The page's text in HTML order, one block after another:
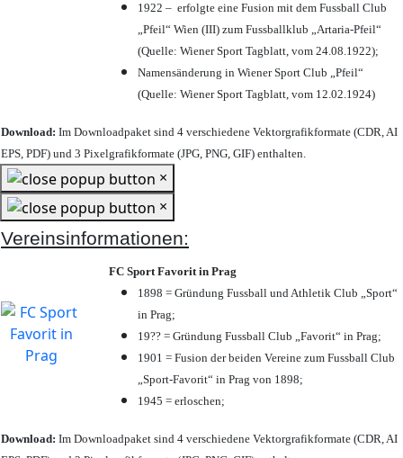
1922 – erfolgte eine Fusion mit dem Fussball Club
„Pfeil“ Wien (III) zum Fussballklub „Artaria-Pfeil“
(Quelle: Wiener Sport Tagblatt, vom 24.08.1922);
Namensänderung in Wiener Sport Club „Pfeil“
(Quelle: Wiener Sport Tagblatt, vom 12.02.1924)
Download: Im Downloadpaket sind 4 verschiedene Vektorgrafikformate (CDR, AI
EPS, PDF) und 3 Pixelgrafikformate (JPG, PNG, GIF) enthalten.
×
×
Vereinsinformationen:
FC Sport Favorit in Prag
1898 = Gründung Fussball und Athletik Club „Sport“
in Prag;
19?? = Gründung Fussball Club „Favorit“ in Prag;
1901 = Fusion der beiden Vereine zum Fussball Club
„Sport-Favorit“ in Prag von 1898;
1945 = erloschen;
Download: Im Downloadpaket sind 4 verschiedene Vektorgrafikformate (CDR, AI